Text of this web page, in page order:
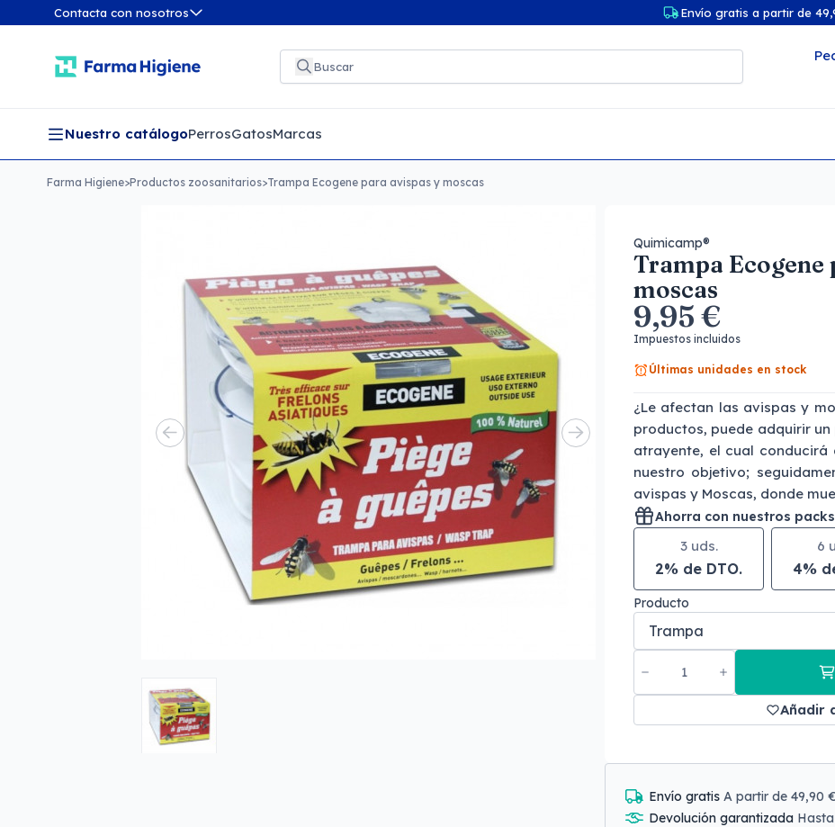
Contacta con nosotros Envío gratis a partir de
Nuestro catálogoPerrosGatosMarcas
Farma Higiene>Productos zoosanitarios>Trampa Ecogene para avispas y moscas
Quimicamp®
Trampa Ecogene
moscas
9,95 €
Impuestos incluidos
Últimas unidades en stock
¿Le afectan las avispas y
productos, puede adquirir
atrayente, el cual
nuestro objetivo;
avispas y Moscas, donde
Ahorra con nuestros
3 uds.
2% de DTO.
6
4%
Producto
Añadir
Envío gratis A partir de 49,90 €
Devolución garantizada